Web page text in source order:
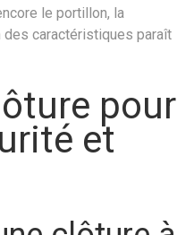
le portillon, la
caractéristiques paraît
pour
et